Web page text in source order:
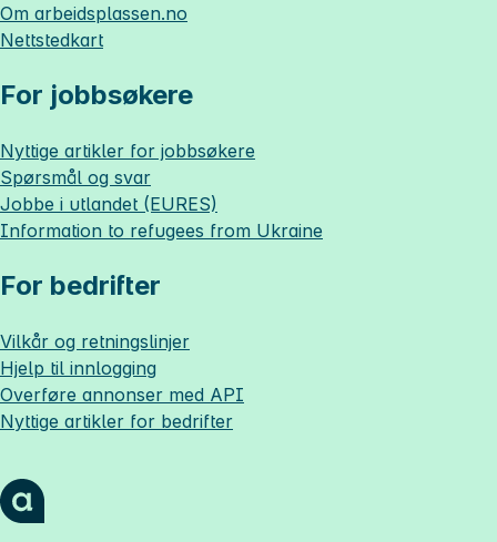
Om arbeidsplassen.no
Nettstedkart
For jobbsøkere
Nyttige artikler for jobbsøkere
Spørsmål og svar
Jobbe i utlandet (EURES)
Information to refugees from Ukraine
For bedrifter
Vilkår og retningslinjer
Hjelp til innlogging
Overføre annonser med API
Nyttige artikler for bedrifter